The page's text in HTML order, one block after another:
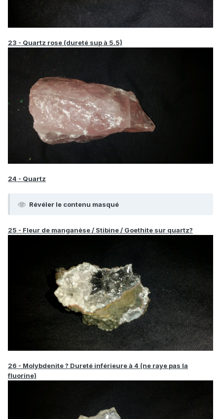
23 - Quartz rose (dureté sup à 5.5)
24 - Quartz
Révéler le contenu masqué
25 - Fleur de manganèse / Stibine / Goethite sur quartz?
26 - Molybdenite ? Dureté inférieure à 4 (ne raye pas la
fluorine)